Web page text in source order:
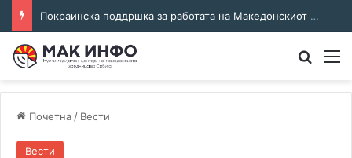
Покраинска поддршка за работата на Македонскиот национален совет: потпишан договор за суфинансирање на активностите
Почетна / Вести
Вести